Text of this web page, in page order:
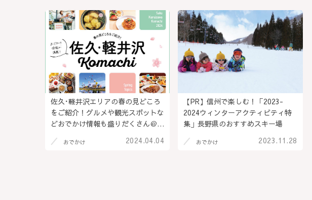
佐久･軽井沢エリアの春の見どころ
をご紹介！グルメや観光スポットな
どおでかけ情報も盛りだくさん＠長
2024.04.04
おでかけ
【PR】信州で楽しむ！「2023-
2024ウィンターアクティビティ特
集」長野県のおすすめスキー場
2023.11.28
おでかけ